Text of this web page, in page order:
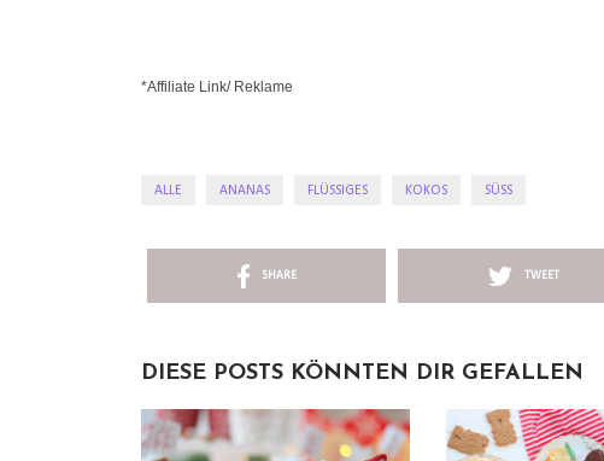
*Affiliate Link/ Reklame
ALLE ANANAS FLÜSSIGES KOKOS SÜSS
SHARE TWEET
DIESE POSTS KÖNNTEN DIR GEFALLEN